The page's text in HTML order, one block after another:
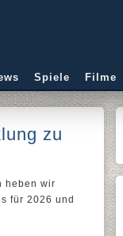
Spiele Filme
zu
heben wir
für 2026 und